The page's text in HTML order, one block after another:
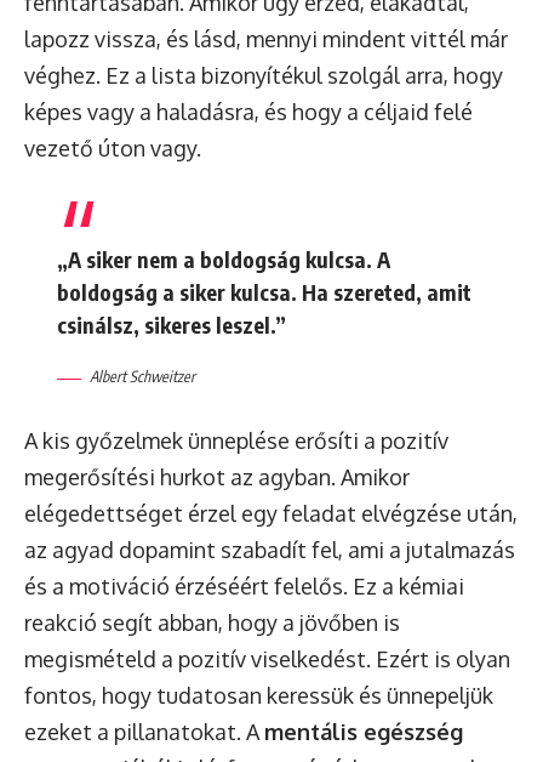
lapozz vissza, és lásd, mennyi mindent vittél már
véghez. Ez a lista bizonyítékul szolgál arra, hogy
képes vagy a haladásra, és hogy a céljaid felé
vezető úton vagy.
„A siker nem a boldogság kulcsa. A
boldogság a siker kulcsa. Ha szereted, amit
csinálsz, sikeres leszel.”
Albert Schweitzer
A kis győzelmek ünneplése erősíti a pozitív
megerősítési hurkot az agyban. Amikor
elégedettséget érzel egy feladat elvégzése után,
az agyad dopamint szabadít fel, ami a jutalmazás
és a motiváció érzéséért felelős. Ez a kémiai
reakció segít abban, hogy a jövőben is
megismételd a pozitív viselkedést. Ezért is olyan
fontos, hogy tudatosan keressük és ünnepeljük
ezeket a pillanatokat. Amentális egészség